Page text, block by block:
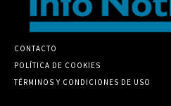
CONTACTO
POLÍTICA DE COOKIES
TÉRMINOS Y CONDICIONES DE USO